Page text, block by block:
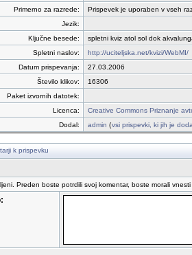
Primerno za razrede:
Prispevek je uporaben v vseh
Jezik:
Ključne besede:
spletni kviz atol sol dok
Spletni naslov:
http://uciteljska.net/kvizi/WebMI/
Datum prispevanja:
27.03.2006
Število klikov:
16306
Paket izvornih datotek:
Licenca:
Creative Commons Priznanje
Dodal:
admin (vsi prispevki, ki jih je
k prispevku
Preden boste potrdili svoj komentar, boste morali